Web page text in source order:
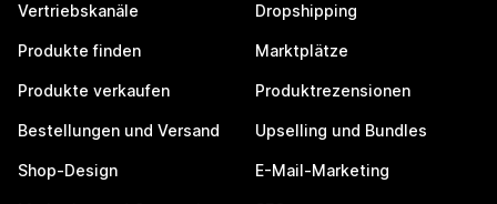
Vertriebskanäle
Produkte finden
Produkte verkaufen
Bestellungen und Versand
Shop-Design
Dropshipping
Marktplätze
Produktrezensionen
Upselling und Bundles
E-Mail-Marketing